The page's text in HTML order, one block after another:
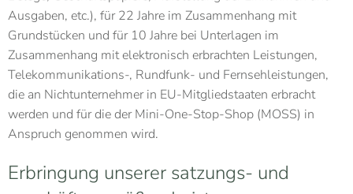
Ausgaben, etc.), für 22 Jahre im Zusammenhang mit
Grundstücken und für 10 Jahre bei Unterlagen im
Zusammenhang mit elektronisch erbrachten Leistungen,
Telekommunikations-, Rundfunk- und Fernsehleistungen,
die an Nichtunternehmer in EU-Mitgliedstaaten erbracht
werden und für die der Mini-One-Stop-Shop (MOSS) in
Anspruch genommen wird.
Erbringung unserer satzungs- und